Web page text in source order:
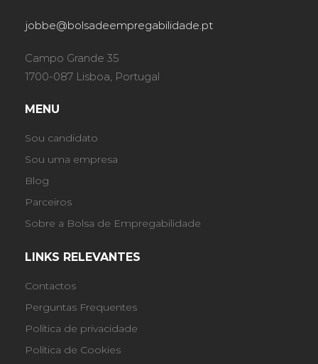
jobbe@bolsadeempregabilidade.pt
Campo Grande 35
1700-087 Lisboa, Portugal
MENU
Sou candidato
Sou uma empresa
Blog
Parceiros
Sobre a Bolsa de Empregabilidade
LINKS RELEVANTES
Contactos
Perguntas Frequentes
Política de privacidade
Política de Cookies